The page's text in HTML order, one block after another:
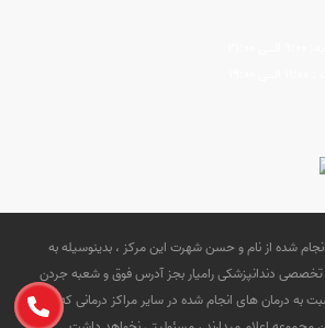
شده از نام و حسن شهرت این مرکز ، بدینوسیله به
تخصصی دندانپزشکی رامیار بجز آدرس فوق و شعبه جردن
به درمان های انجام شده در سایر مراکز درمانی که به